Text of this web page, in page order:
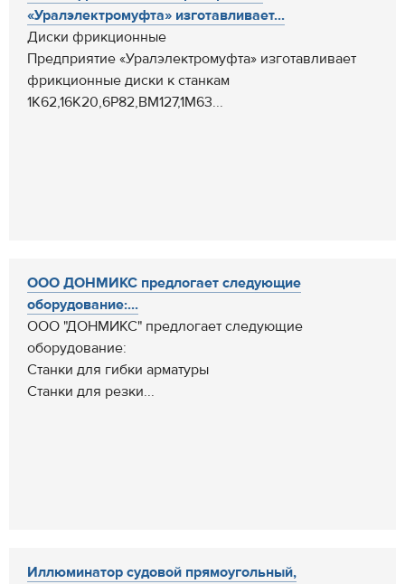
«Уралэлектромуфта» изготавливает...
Диски фрикционные
Предприятие «Уралэлектромуфта» изготавливает
фрикционные диски к станкам
1К62,16К20,6Р82,ВМ127,1М63...
ООО ДОНМИКС предлогает следующие
оборудование:...
ООО "ДОНМИКС" предлогает следующие
оборудование:
Станки для гибки арматуры
Станки для резки...
Иллюминатор судовой прямоугольный,